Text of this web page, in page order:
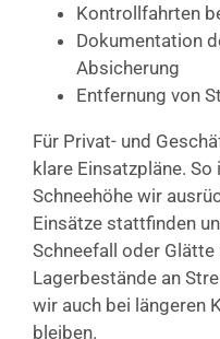
Kontrollfahrten
Dokumentation
Absicherung
Entfernung von
Für Privat- und
klare Einsatzpläne.
Schneehöhe wir
Einsätze stattfinden
Schneefall oder
Lagerbestände an
wir auch bei längeren
bleiben.